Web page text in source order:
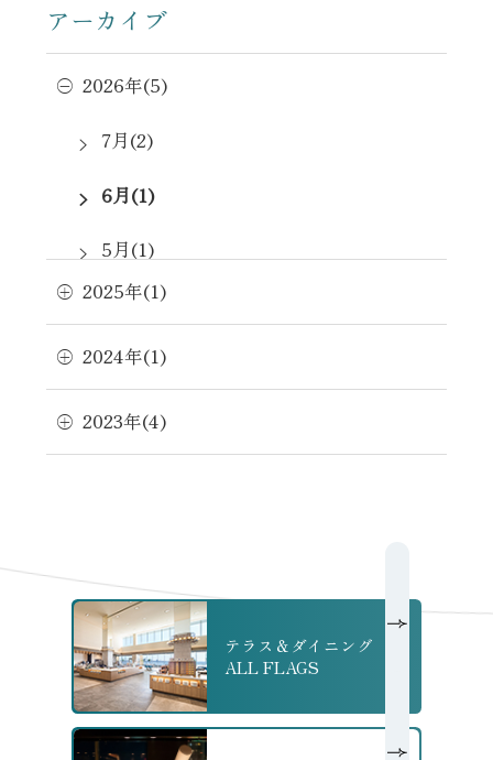
アーカイブ
2026年(5)
7月(2)
6月(1)
5月(1)
4月(1)
2025年(1)
2024年(1)
2023年(4)
テラス＆ダイニング
ALL FLAGS
の詳細へ